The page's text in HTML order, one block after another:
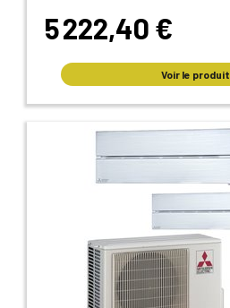
5 222,40 €
Voir le produit